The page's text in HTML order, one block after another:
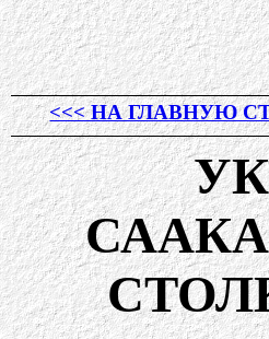
<<< НА ГЛАВНУЮ